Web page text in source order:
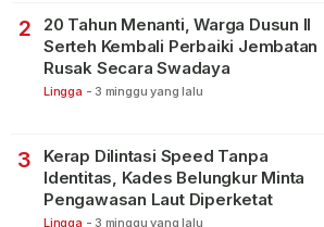
2
20 Tahun Menanti, Warga Dusun II
Serteh Kembali Perbaiki Jembatan
Rusak Secara Swadaya
Lingga - 3 minggu yang lalu
3
Kerap Dilintasi Speed Tanpa
Identitas, Kades Belungkur Minta
Pengawasan Laut Diperketat
Lingga - 3 minggu yang lalu